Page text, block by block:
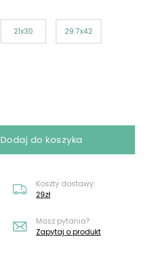
21x30 29.7x42
Dodaj do koszyka
Koszty dostawy:
29zł
Masz pytania?
Zapytaj o produkt